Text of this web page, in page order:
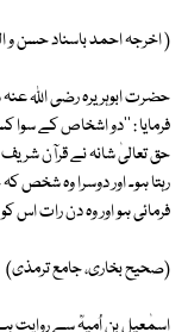
( اخرجہ احمد باسناد حسن و
حضرت ابوہریرہ رضی اللہ
فرمایا : ''دو اشخاص کے
حق تعالیٰ شانہ نے قرآن
رہتا ہو۔ اور دوسرا وہ شخص
فرمائی ہو اور وہ دن رات اس
(صحیح بخاری، جامع ترمذی)
اسمٰعیل بن اُمیہؒ سے روایت ہے